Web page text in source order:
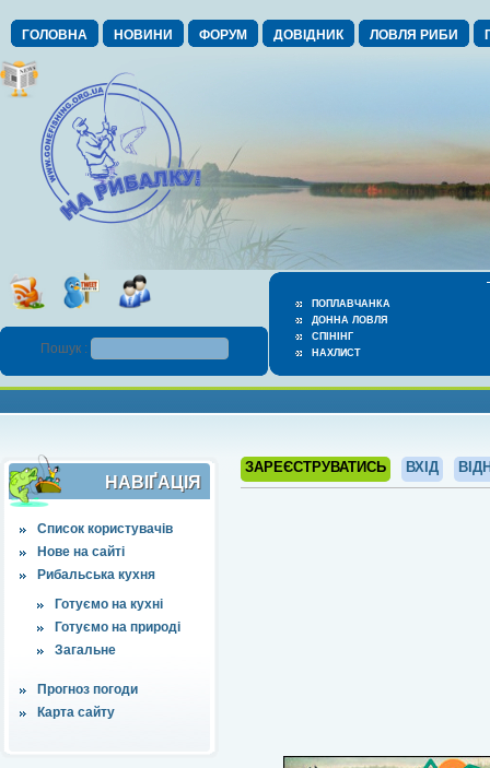
ГОЛОВНА НОВИНИ ФОРУМ ДОВІДНИК ЛОВЛЯ РИБИ
ПОПЛАВЧАНКА
ДОННА ЛОВЛЯ
СПІНІНГ
НАХЛИСТ
Пошук :
НАВІҐАЦІЯ
Список користувачів
Нове на сайті
Рибальська кухня
Готуємо на кухні
Готуємо на природі
Загальне
Прогноз погоди
Карта сайту
ЗАРЕЄСТРУВАТИСЬ ВХІД